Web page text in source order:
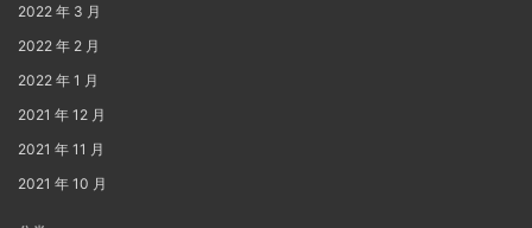
2022 年 3 月
2022 年 2 月
2022 年 1 月
2021 年 12 月
2021 年 11 月
2021 年 10 月